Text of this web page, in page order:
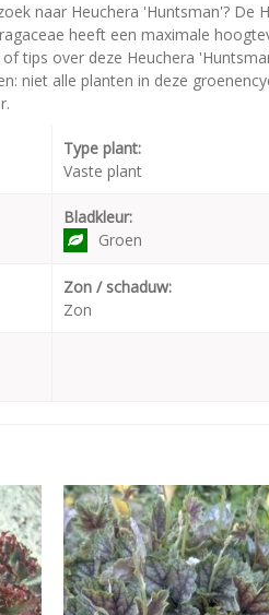
naar Heuchera 'Huntsman'? De
heeft een maximale
tips over deze Heuchera
niet alle planten in deze
Type plant:
Vaste plant
Bladkleur:
Groen
Zon / schaduw:
Zon